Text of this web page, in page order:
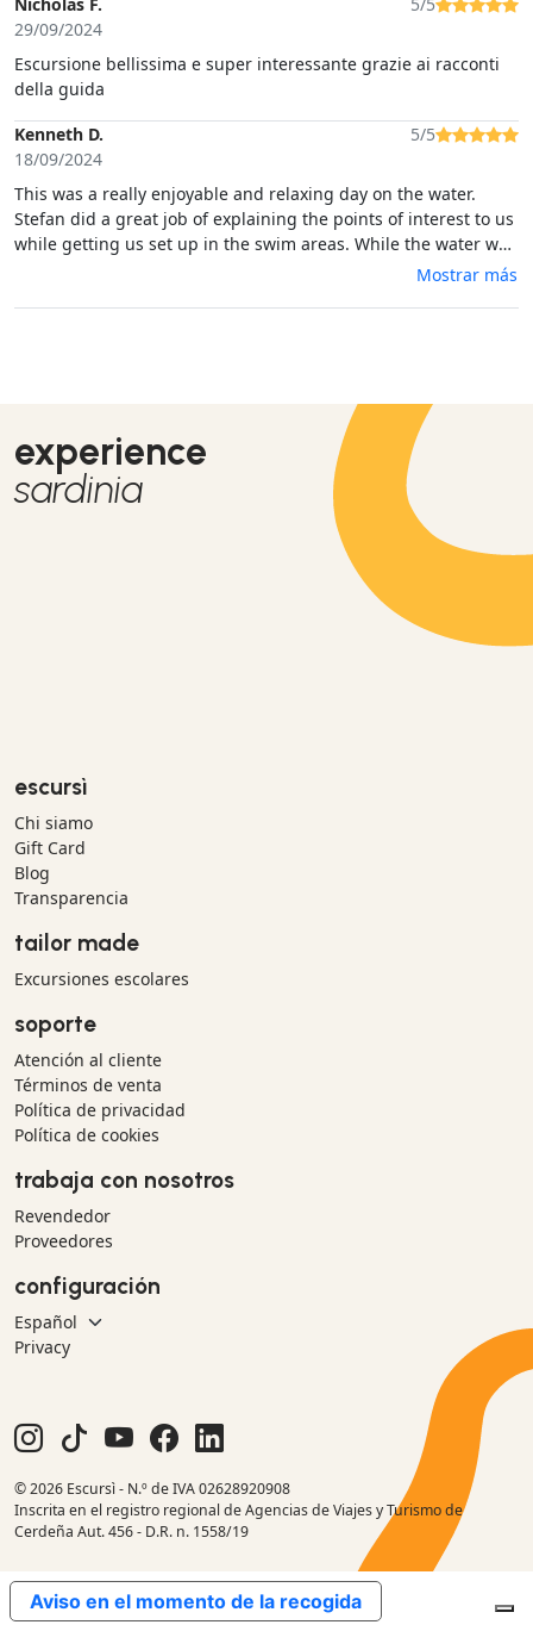
29/09/2024
Escursione bellissima e super interessante grazie ai racconti
della guida
Kenneth D.
18/09/2024
5/5
This was a really enjoyable and relaxing day on the water.
Stefan did a great job of explaining the points of interest to us
while getting us set up in the swim areas. While the water was
beautiful, there really wasn't much sea life to observe so if
Mostrar más
experience
sardinia
escursì
Chi siamo
Gift Card
Blog
Transparencia
tailor made
Excursiones escolares
soporte
Atención al cliente
Términos de venta
Política de privacidad
Política de cookies
trabaja con nosotros
Revendedor
Proveedores
configuración
Privacy
© 2026 Escursì - N.º de IVA 02628920908
Inscrita en el registro regional de Agencias de Viajes y Turismo de
Cerdeña Aut. 456 - D.R. n. 1558/19
Aviso en el momento de la recogida